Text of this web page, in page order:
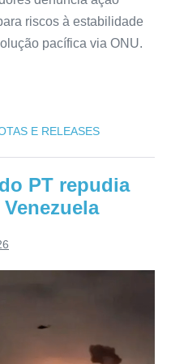
riscos à estabilidade
pacífica via ONU.
E RELEASES
PT repudia